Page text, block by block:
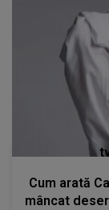
Cum arată
mâncat